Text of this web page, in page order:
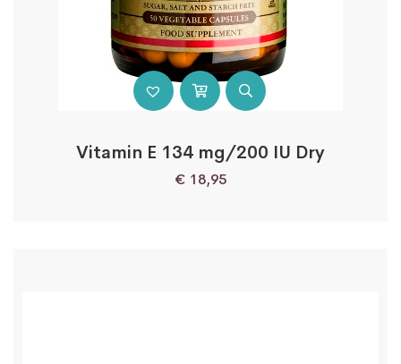
Vitamin E 134 mg/200 IU Dry
€ 18,95